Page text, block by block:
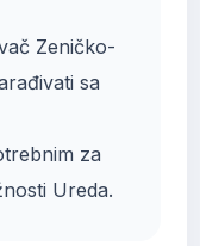
Zeničko-
sa
za
Ureda.